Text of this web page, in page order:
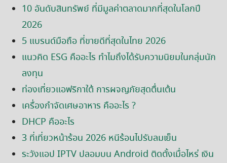
10 อันดับสินทรัพย์ ที่มีมูลค่าตลาดมากที่สุดในโลกปี
2026
5 แบรนด์มือถือ ที่ขายดีที่สุดในไทย 2026
แนวคิด ESG คืออะไร ทำไมถึงได้รับความนิยมในกลุ่มนัก
ลงทุน
ท่องเที่ยวแอฟริกาใต้ การผจญภัยสุดตื่นเต้น
เครื่องกำจัดเศษอาหาร คืออะไร ?
DHCP คืออะไร
3 ที่เที่ยวหน้าร้อน 2026 หนีร้อนไปรับลมเย็น
ระวังแอป IPTV ปลอมบน Android ติดตั้งเมื่อไหร่ เงิน